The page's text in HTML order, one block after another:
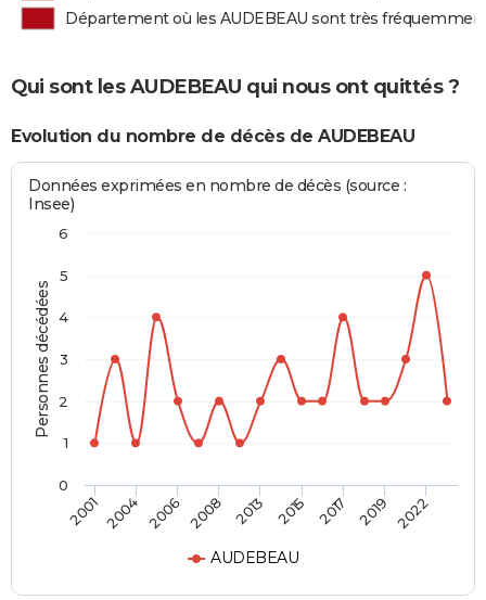
Département où les AUDEBEAU sont très
Qui sont les AUDEBEAU qui nous ont quittés ?
Evolution du nombre de décès de AUDEBEAU
Personnes décédées
Données exprimées en nombre de décès (source :
Insee)
AUDEBEAU
2001 2004 2006 2008 2013 2015 2017 2019 2022
0
1
2
3
4
5
6